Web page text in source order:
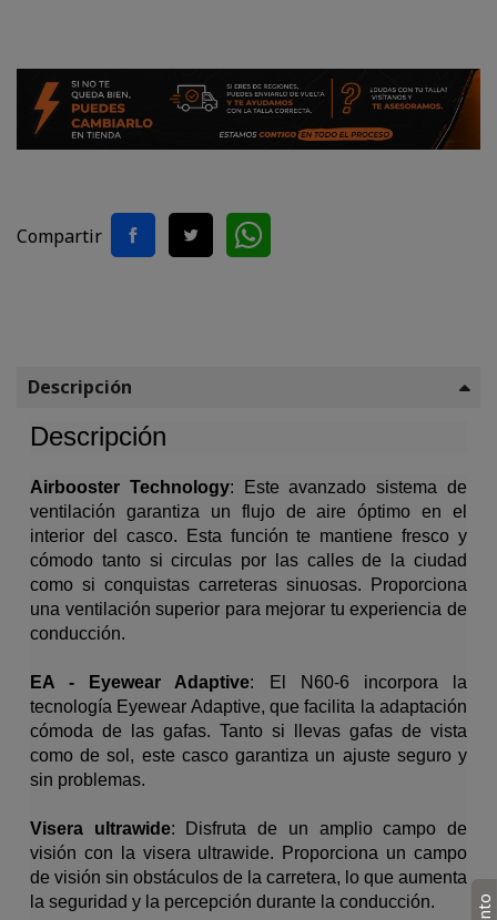
Compartir
Descripción
Descripción
Airbooster Technology: Este avanzado sistema de
ventilación garantiza un flujo de aire óptimo en el
interior del casco. Esta función te mantiene fresco y
cómodo tanto si circulas por las calles de la ciudad
como si conquistas carreteras sinuosas. Proporciona
una ventilación superior para mejorar tu experiencia de
conducción.
EA - Eyewear Adaptive: El N60-6 incorpora la
tecnología Eyewear Adaptive, que facilita la adaptación
cómoda de las gafas. Tanto si llevas gafas de vista
como de sol, este casco garantiza un ajuste seguro y
sin problemas.
Visera ultrawide: Disfruta de un amplio campo de
visión con la visera ultrawide. Proporciona un campo
de visión sin obstáculos de la carretera, lo que aumenta
la seguridad y la percepción durante la conducción.